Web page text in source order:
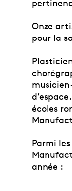
Onze
pour la
écoles
Parmi
année :